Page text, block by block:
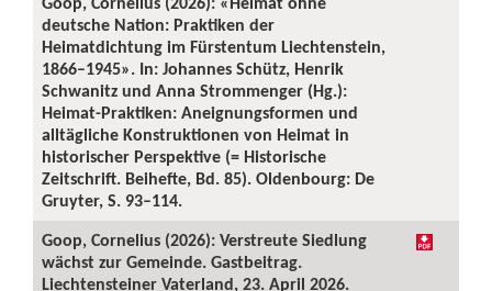
deutsche Nation: Praktiken der
Heimatdichtung im Fürstentum Liechtenstein,
1866–1945». In: Johannes Schütz, Henrik
Schwanitz und Anna Strommenger (Hg.):
Heimat-Praktiken: Aneignungsformen und
alltägliche Konstruktionen von Heimat in
historischer Perspektive (= Historische
Zeitschrift. Beihefte, Bd. 85). Oldenbourg: De
Gruyter, S. 93–114.
Goop, Cornelius (2026): Verstreute Siedlung
wächst zur Gemeinde. Gastbeitrag.
Liechtensteiner Vaterland, 23. April 2026.